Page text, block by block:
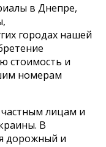
в Днепре,
городах нашей
стоимость и
номерам
лицам и
В
дорожный и